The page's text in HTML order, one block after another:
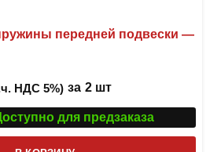
передней подвески —
НДС 5%) за 2 шт
для предзаказа